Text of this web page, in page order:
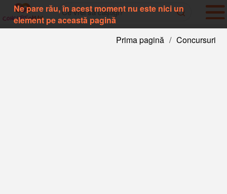
Prima pagină / Concursuri
Ne pare rău, în acest moment nu este nici un
element pe această pagină